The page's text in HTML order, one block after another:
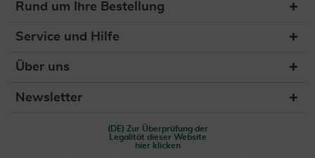
Rund um Ihre Bestellung
Service und Hilfe
Über uns
Newsletter
(DE) Zur Überprüfung der
Legalität dieser Website
hier klicken